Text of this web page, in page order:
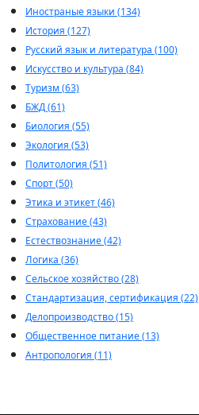
Иностраные языки (134)
История (127)
Русский язык и литература (100)
Искусство и культура (84)
Туризм (63)
БЖД (61)
Биология (55)
Экология (53)
Политология (51)
Спорт (50)
Этика и этикет (46)
Страхование (43)
Естествознание (42)
Логика (36)
Сельское хозяйство (28)
Стандартизация, сертификация (22)
Делопроизводство (15)
Общественное питание (13)
Антропология (11)